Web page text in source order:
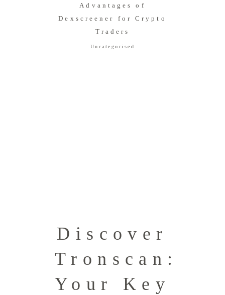
Advantages of
Dexscreener for Crypto
Traders
Uncategorised
Discover
Tronscan:
Your Key